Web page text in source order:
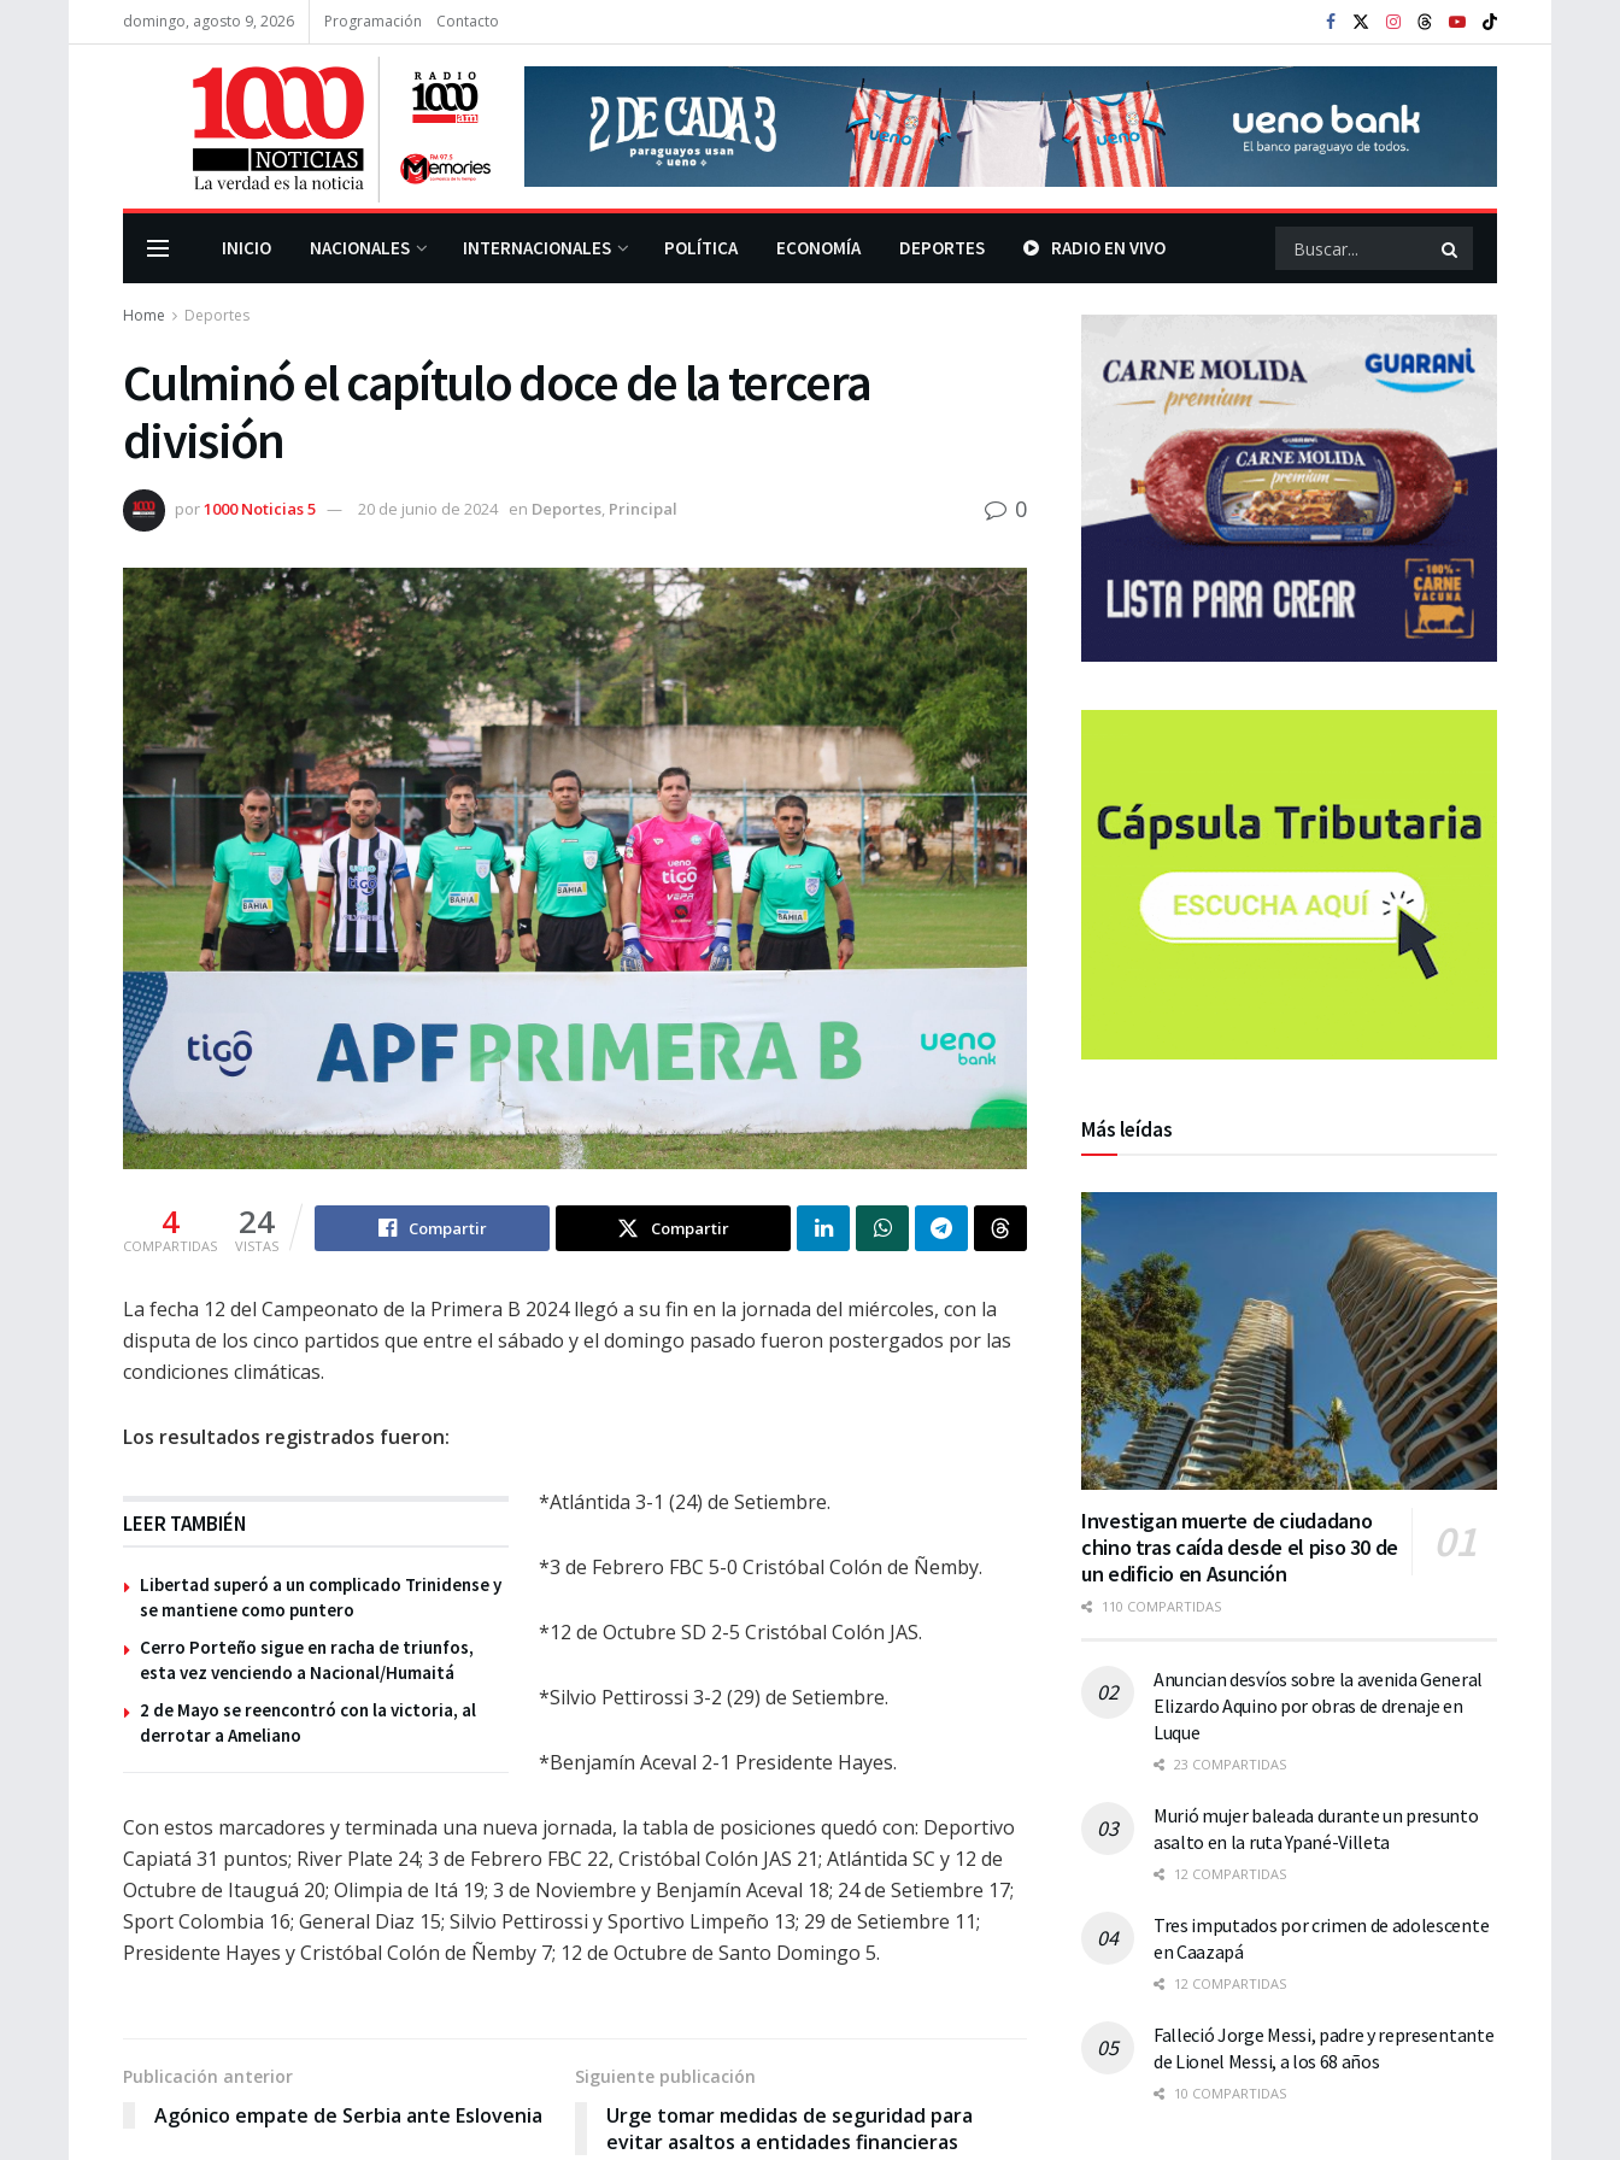
domingo, agosto 9, 2026 Programación Contacto
INICIO NACIONALES INTERNACIONALES POLÍTICA ECONOMÍA DEPORTES RADIO EN VIVO
Home Deportes
Culminó el capítulo doce de la tercera
división
por1000 Noticias 5 20 de junio de 2024 en Deportes, Principal 0
4
COMPARTIDAS
24
VISTAS
Compartir Compartir
La fecha 12 del Campeonato de la Primera B 2024 llegó a su fin en la jornada del miércoles, con la
disputa de los cinco partidos que entre el sábado y el domingo pasado fueron postergados por las
condiciones climáticas.
Los resultados registrados fueron:
LEER TAMBIÉN
Libertad superó a un complicado Trinidense y
se mantiene como puntero
Cerro Porteño sigue en racha de triunfos,
esta vez venciendo a Nacional/Humaitá
2 de Mayo se reencontró con la victoria, al
derrotar a Ameliano
*Atlántida 3-1 (24) de Setiembre.
*3 de Febrero FBC 5-0 Cristóbal Colón de Ñemby.
*12 de Octubre SD 2-5 Cristóbal Colón JAS.
*Silvio Pettirossi 3-2 (29) de Setiembre.
*Benjamín Aceval 2-1 Presidente Hayes.
Con estos marcadores y terminada una nueva jornada, la tabla de posiciones quedó con: Deportivo
Capiatá 31 puntos; River Plate 24; 3 de Febrero FBC 22, Cristóbal Colón JAS 21; Atlántida SC y 12 de
Octubre de Itauguá 20; Olimpia de Itá 19; 3 de Noviembre y Benjamín Aceval 18; 24 de Setiembre 17;
Sport Colombia 16; General Diaz 15; Silvio Pettirossi y Sportivo Limpeño 13; 29 de Setiembre 11;
Presidente Hayes y Cristóbal Colón de Ñemby 7; 12 de Octubre de Santo Domingo 5.
Publicación anterior
Agónico empate de Serbia ante Eslovenia
Siguiente publicación
Urge tomar medidas de seguridad para
evitar asaltos a entidades financieras
Más leídas
Investigan muerte de ciudadano
chino tras caída desde el piso 30 de
un edificio en Asunción
110 COMPARTIDAS
Anuncian desvíos sobre la avenida General
Elizardo Aquino por obras de drenaje en
Luque
23 COMPARTIDAS
Murió mujer baleada durante un presunto
asalto en la ruta Ypané-Villeta
12 COMPARTIDAS
Tres imputados por crimen de adolescente
en Caazapá
12 COMPARTIDAS
Falleció Jorge Messi, padre y representante
de Lionel Messi, a los 68 años
10 COMPARTIDAS